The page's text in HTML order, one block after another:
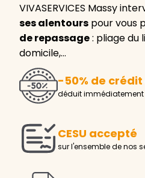
VIVASERVICES Massy
ses alentours pour vous
de repassage: pliage du
domicile,…
-50% de
déduit immédiatement
CESU accepté
sur l'ensemble de nos